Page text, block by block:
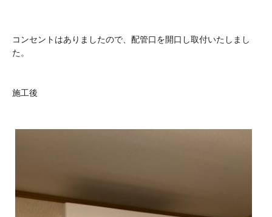
コンセントはありましたので、配管口を開口し取付いたしまし
た。
施工後